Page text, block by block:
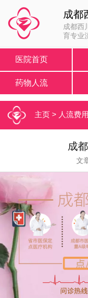
成都
成都西
育专业
医院首页
药物人流
主页> 人流费用
成
文